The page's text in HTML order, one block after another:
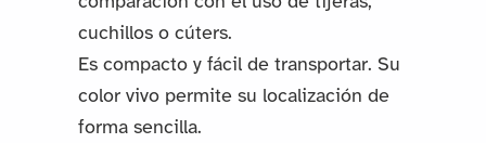
cuchillos o cúters.
Es compacto y fácil de transportar. Su
color vivo permite su localización de
forma sencilla.